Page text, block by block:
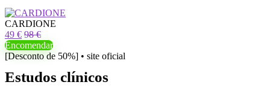
CARDIONE
49 € 98 €
Encomendar
[Desconto de 50%] • site oficial
Estudos clínicos